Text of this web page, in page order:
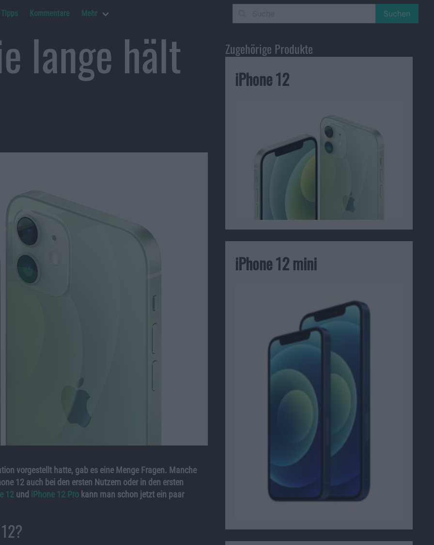
Tipps Kommentare Mehr Suchen
lange hält
vorgestellt hatte, gab es eine Menge Fragen. Manche
12 auch bei den ersten Nutzern oder in den ersten
12 und iPhone 12 Pro kann man schon jetzt ein paar
Zugehörige Produkte
iPhone 12
iPhone 12 mini